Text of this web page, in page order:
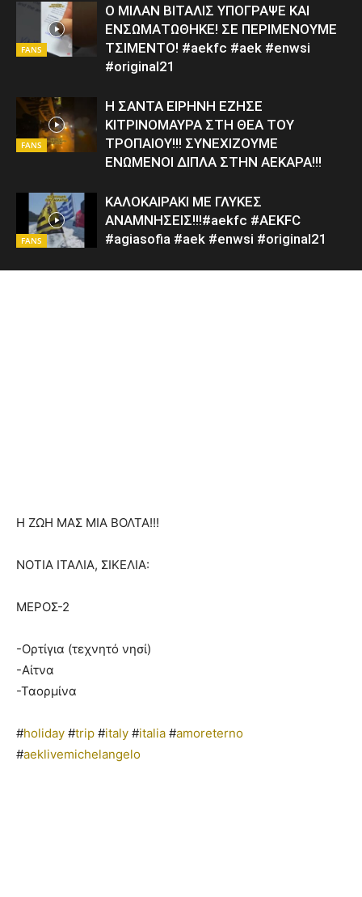
FANS
Ο ΜΙΛΑΝ ΒΙΤΑΛΙΣ ΥΠΟΓΡΑΨΕ ΚΑΙ
ΕΝΣΩΜΑΤΩΘΗΚΕ! ΣΕ ΠΕΡΙΜΕΝΟΥΜΕ
ΤΣΙΜΕΝΤΟ! #aekfc #aek #enwsi
#original21
FANS
Η ΣΑΝΤΑ ΕΙΡΗΝΗ ΕΖΗΣΕ
ΚΙΤΡΙΝΟΜΑΥΡΑ ΣΤΗ ΘΕΑ ΤΟΥ
ΤΡΟΠΑΙΟΥ!!! ΣΥΝΕΧΙΖΟΥΜΕ
ΕΝΩΜΕΝΟΙ ΔΙΠΛΑ ΣΤΗΝ ΑΕΚΑΡΑ!!!
FANS
ΚΑΛΟΚΑΙΡΑΚΙ ΜΕ ΓΛΥΚΕΣ
ΑΝΑΜΝΗΣΕΙΣ!!!#aekfc #AEKFC ​ ​
#agiasofia #aek #enwsi #original21
Η ΖΩΗ ΜΑΣ ΜΙΑ ΒΟΛΤΑ!!!
ΝΟΤΙΑ ΙΤΑΛΙΑ, ΣΙΚΕΛΙΑ:
ΜΕΡΟΣ-2
-Ορτίγια (τεχνητό νησί)
-Αίτνα
-Ταορμίνα
#holiday #trip #italy #italia #amoreterno
#aeklivemichelangelo